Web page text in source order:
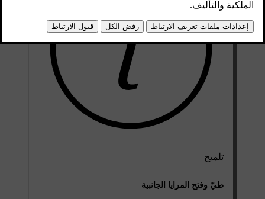
تلميح
طيّ وفتح المرايا الجانبية